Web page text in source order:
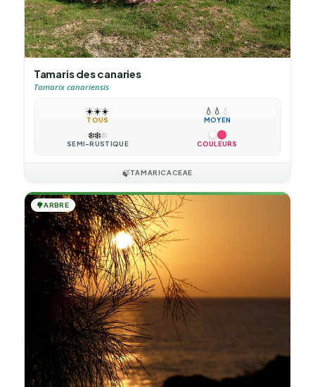
Tamaris des canaries
Tamarix canariensis
☀️☀️☀️
TOUS
💧 💧 💧
MOYEN
❄️❄️❄️
SEMI-RUSTIQUE COULEURS
🍃TAMARICACEAE
🌳ARBRE